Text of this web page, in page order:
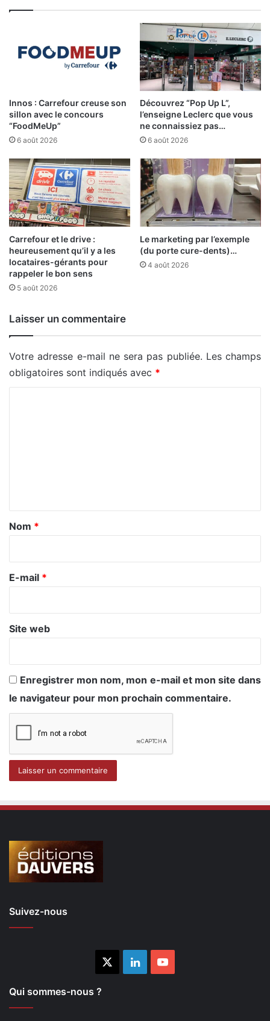
Innos : Carrefour creuse son
sillon avec le concours
“FoodMeUp”
6 août 2026
Découvrez “Pop Up L”,
l’enseigne Leclerc que vous
ne connaissiez pas…
6 août 2026
Carrefour et le drive :
heureusement qu’il y a les
locataires-gérants pour
rappeler le bon sens
5 août 2026
Le marketing par l’exemple
(du porte cure-dents)…
4 août 2026
Laisser un commentaire
Votre adresse e-mail ne sera pas publiée. Les champs
obligatoires sont indiqués avec *
a
e
Nom *
E-mail *
Site web
Enregistrer mon nom, mon e-mail et mon site dans
le navigateur pour mon prochain commentaire.
Suivez-nous
LinkedinYouTube
Qui sommes-nous ?